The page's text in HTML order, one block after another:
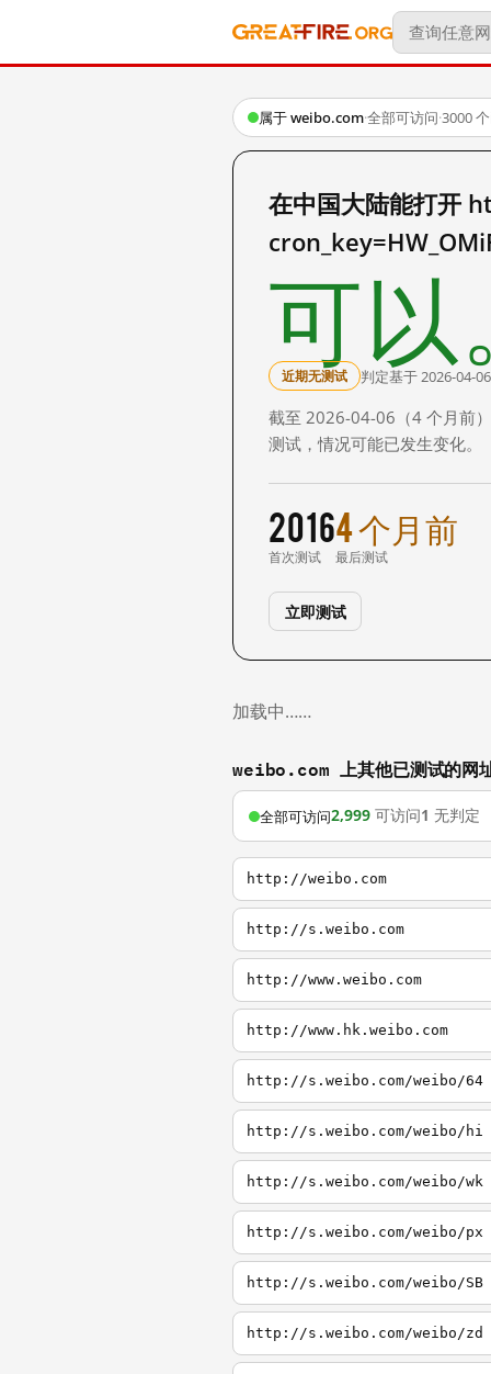
属于 weibo.com·全部可访问·3000
在中国大陆能打开
可以
近期无测试 判定基于 2026-04-
截至 2026-04-06（4 个月前
测试，情况可能已发生变化。
2016
首次测试
4 个月前
最后测试
立即测试
加载中……
weibo.com 上其他已测试的网
全部可访问2,999 可访问1 无判定
http://weibo.com
http://s.weibo.com
http://www.weibo.com
http://www.hk.weibo.com
http://s.weibo.com/weibo/64
http://s.weibo.com/weibo/hi
http://s.weibo.com/weibo/wk
http://s.weibo.com/weibo/px
http://s.weibo.com/weibo/SB
http://s.weibo.com/weibo/zd